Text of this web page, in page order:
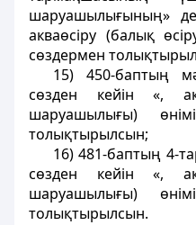
шаруашылығының»
акваөсіру (балық
сөздермен
15) 450-баптың
сөзден кейін «,
шаруашылығы)
толықтырылсын;
16) 481-баптың 4-
сөзден кейін «,
шаруашылығы)
толықтырылсын.